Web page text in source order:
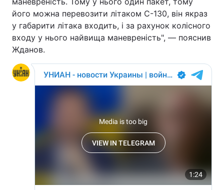
його можна перевозити літаком C-130, він якраз
у габарити літака входить, і за рахунок колісного
входу у нього найвища маневреність", — пояснив
Жданов.